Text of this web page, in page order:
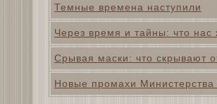
Темные времена наступили
Через время и тайны: что
Срывая маски: что скрывают
Новые промахи Министерства